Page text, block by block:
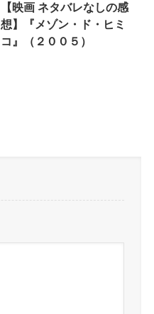
【映画 ネタバレなしの感
想】『メゾン・ド・ヒミ
コ』（２００５）